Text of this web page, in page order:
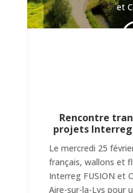
et
Rencontre
projets Interreg
Le mercredi 25
français, wallons et
Interreg FUSION et
Aire-sur-la-Lys pour